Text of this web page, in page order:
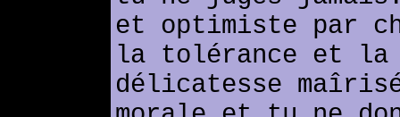
et optimiste par
la tolérance et la
délicatesse